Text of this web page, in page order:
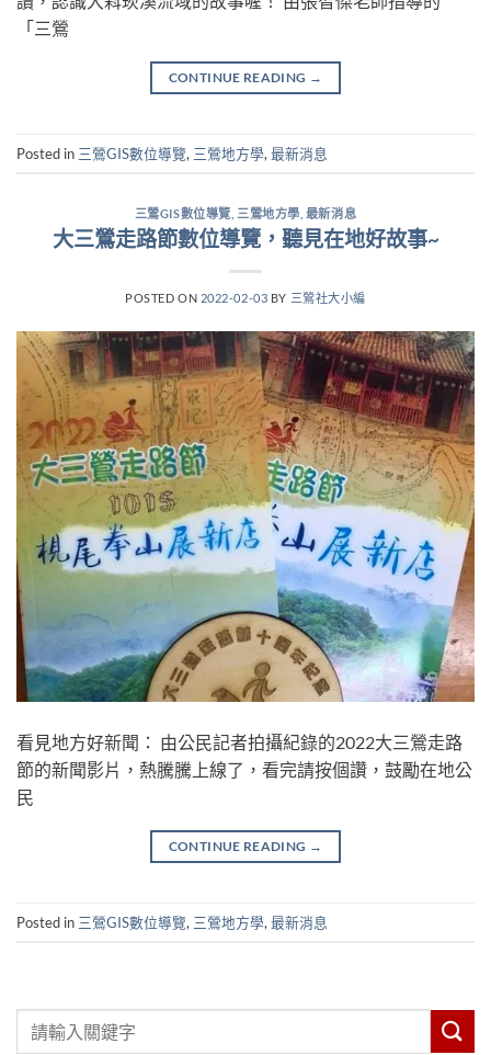
「三鶯
CONTINUE READING →
Posted in 三鶯GIS數位導覽, 三鶯地方學, 最新消息
三鶯GIS數位導覽 三鶯地方學 最新消息
大三鶯走路節數位導覽，聽見在地好故事~
POSTED ON 2022-02-03 BY 三鶯社大小編
看見地方好新聞： 由公民記者拍攝紀錄的2022大三鶯走路
節的新聞影片，熱騰騰上線了，看完請按個讚，鼓勵在地公
民
CONTINUE READING →
Posted in 三鶯GIS數位導覽, 三鶯地方學, 最新消息